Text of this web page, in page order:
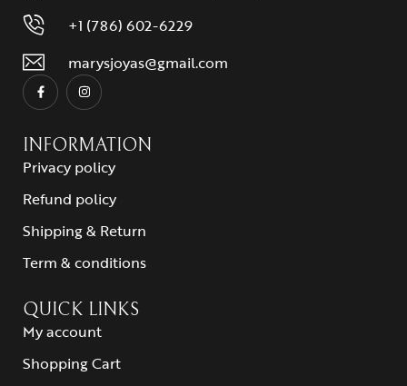
+1 (786) 602-6229
marysjoyas@gmail.com
INFORMATION
Privacy policy
Refund policy
Shipping & Return
Term & conditions
QUICK LINKS
My account
Shopping Cart